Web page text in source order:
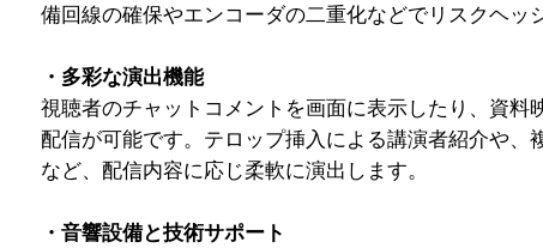
備回線の確保やエンコーダの二重化などでリスクヘッ
・多彩な演出機能
視聴者のチャットコメントを画面に表示したり、資
配信が可能です。テロップ挿入による講演者紹介や
など、配信内容に応じ柔軟に演出します。
・音響設備と技術サポート